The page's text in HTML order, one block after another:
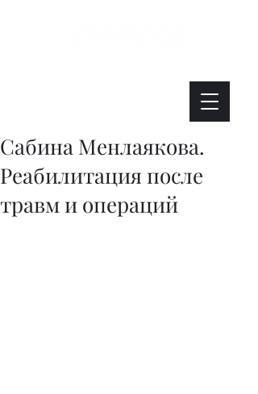
Сабина Менлаякова.
Реабилитация после
травм и операций